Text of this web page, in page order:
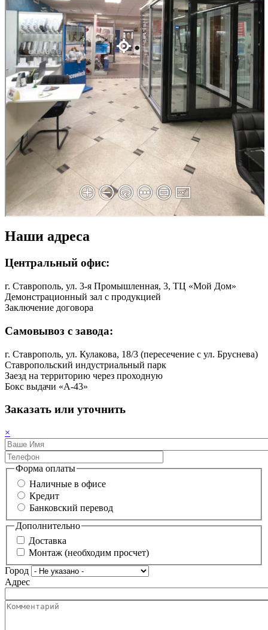
Наши адреса
Центральный офис:
г. Ставрополь, ул. 3-я Промышленная, 3, ТЦ «Мой Дом»
Демонстрационный зал с продукцией
Заключение договора
Самовывоз с завода:
г. Ставрополь, ул. Кулакова, 18/3 (пересечение с ул. Бруснева)
Ставропольский индустриальный парк
Заезд на территорию через проходную
Бокс выдачи «A-43»
Заказать или уточнить
×
Форма оплаты
Наличные в офисе
Кредит
Банковский перевод
Дополнительно
Доставка
Монтаж (необходим просчет)
Город
Адрес